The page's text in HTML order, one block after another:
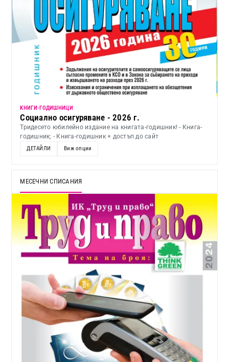
KНИГИ-ГОДИШНИЦИ
Социално осигуряване - 2026 г.
Тридесето юбилейно издание на книгата-годишник! - Книга-
годишник; - Книга-годишник + достъп до сайт
ДЕТАЙЛИ Виж опции
МЕСЕЧНИ СПИСАНИЯ